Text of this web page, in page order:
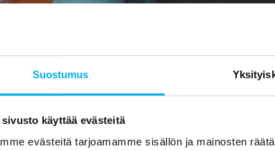
Suostumus
sivusto käyttää evästeitä
evästeitä tarjoamamme sisällön ja mainosten